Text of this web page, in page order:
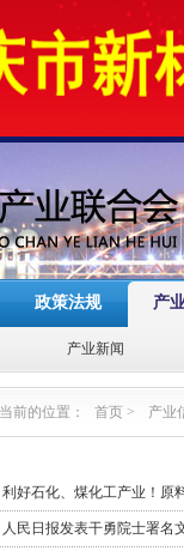
政策法规 产
产业新闻
前的位置： 首页 > 产业
利好石化、煤化工产业！原
人民日报发表干勇院士署名